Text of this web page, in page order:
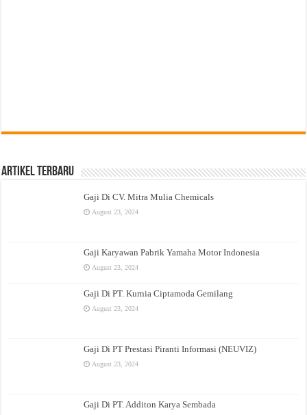
Artikel Terbaru
Gaji Di CV. Mitra Mulia Chemicals
August 23, 2024
Gaji Karyawan Pabrik Yamaha Motor Indonesia
August 23, 2024
Gaji Di PT. Kurnia Ciptamoda Gemilang
August 23, 2024
Gaji Di PT Prestasi Piranti Informasi (NEUVIZ)
August 23, 2024
Gaji Di PT. Additon Karya Sembada